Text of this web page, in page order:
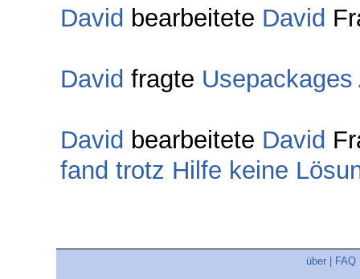
David bearbeitete David
David fragte
David bearbeitete David
fand trotz Hilfe keine
über FAQ